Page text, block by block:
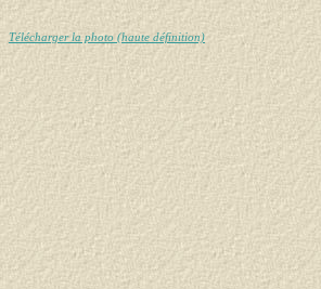
Télécharger la photo (haute définition)